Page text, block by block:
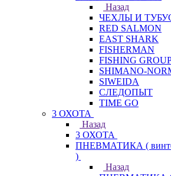
Назад
ЧЕХЛЫ И
RED SALMON
EAST SHARK
FISHERMAN
FISHING
SHIMANO-
SIWEIDA
СЛЕДОПЫТ
TIME GO
3 ОХОТА
Назад
3 ОХОТА
ПНЕВМАТИКА (
)
Назад